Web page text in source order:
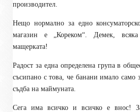
производител.
Нещо нормално за едно
магазин е „Кореком“. Демек,
мащерката!
Радост за една определена група в
съсипано с това, че банани имало само
съдба на маймуната.
Сега има всичко и всичко е внос!